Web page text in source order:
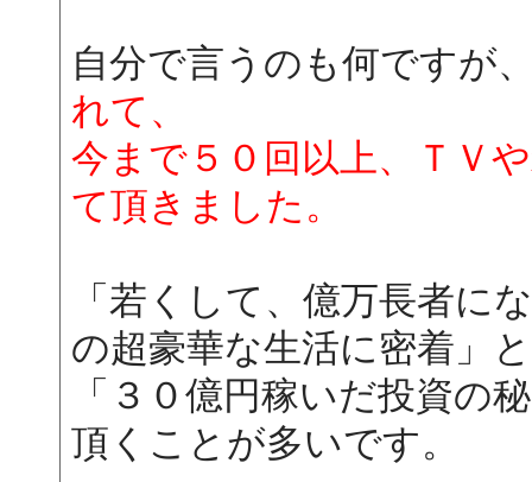
自分で言うのも何ですが
れて、
今まで５０回以上、ＴＶ
て頂きました。
「若くして、億万長者に
の超豪華な生活に密着」
「３０億円稼いだ投資の
頂くことが多いです。